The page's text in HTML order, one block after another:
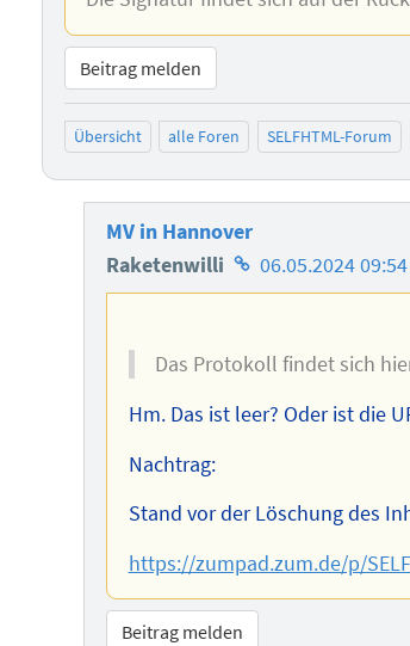
Beitrag melden
Übersicht alle Foren SELFHTML-Forum
MV in Hannover
Raketenwilli Homepage
des
06.05.2024 09:54
Das Protokoll findet sich
Hm. Das ist leer? Oder ist die
Nachtrag:
Stand vor der Löschung des
https://zumpad.zum.de/p/
Beitrag melden